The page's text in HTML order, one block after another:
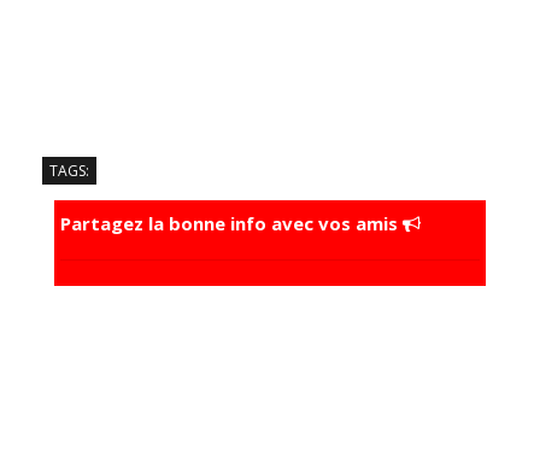
TAGS:
Partagez la bonne info avec vos amis